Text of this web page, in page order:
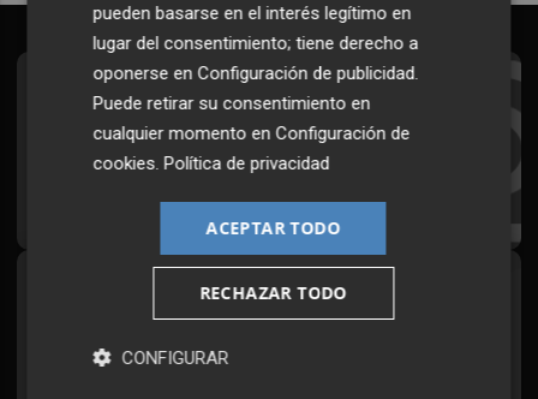
Suscríbete al Boletín
Todos los días a primera hora en tu email
¡Quiero suscribirme!
Síguenos en redes
pueden basarse en el interés legítimo en
lugar del consentimiento; tiene derecho a
oponerse enConfiguración de publicidad
Puede retirar su consentimiento en
cualquier momento enConfiguración de
cookies .Política de privacidad
ACEPTAR TODO
RECHAZAR TODO
CONFIGURAR